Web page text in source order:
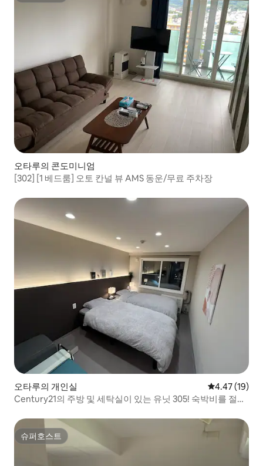
오타루의 콘도미니엄
[302] [1 베드룸] 오토 칸널 뷰 AMS 동운/무료 주차장
오타루의 개인실 평점 4.47점
4.47 (19)
Century21의 주방 및 세탁실이 있는 유닛 305! 숙박비를 절약
슈퍼호스트
슈퍼호스트